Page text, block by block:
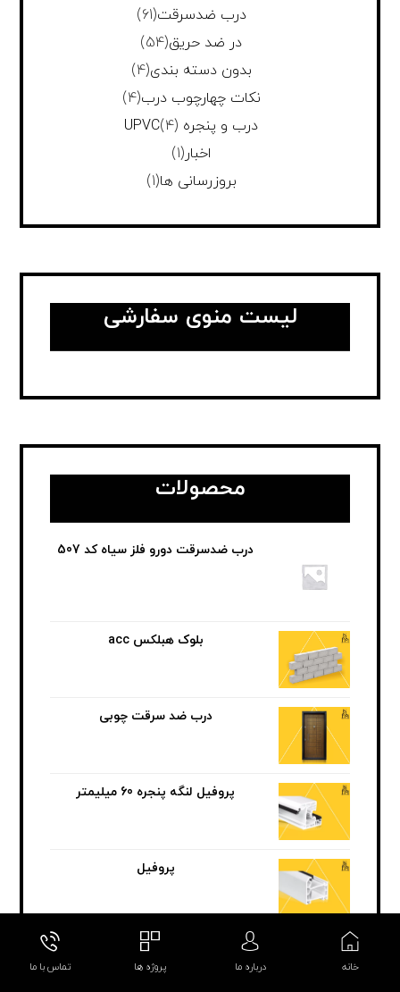
درب ضدسرقت(61)
در ضد حریق(54)
بدون دسته بندی(4)
نکات چهارچوب درب(4)
درب و پنجره UPVC (4)
اخبار(1)
بروزرسانی ها(1)
لیست منوی سفارشی
محصولات
درب ضدسرقت دورو فلز سیاه کد 507
بلوک هبلکس acc
درب ضد سرقت چوبی
پروفیل لنگه پنجره 60 میلیمتر
پروفیل
خانه درباره ما پروژه ها تماس با ما